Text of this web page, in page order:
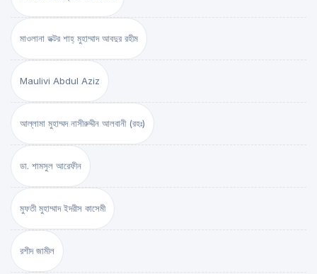
মাওলানা ডক্টর শাহ্‌ মুহাম্মাদ আবদুর রহীম
Maulivi Abdul Aziz
আল্লামা মুহাম্মদ নাসীরুদ্দীন আলবানী (রহঃ)
ডা. শামসুল আরেফীন
মুফতী মুহাম্মাদ ইদরীস কাসেমী
রশীদ জামীল